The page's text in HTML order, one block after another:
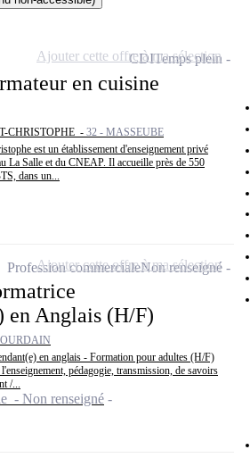
en cuisine
CHRISTOPHE - 32 - MASSEUBE
est un établissement d'enseignement privé
La Salle et du CNEAP. Il accueille près de 550
dans un...
CDITemps plein
Ajouter cette offre à ma sélection
en Anglais (H/F)
en anglais - Formation pour adultes (H/F)
pédagogie, transmission, de savoirs
/...
- Non renseigné
Profession commercialeNon renseigné
Ajouter cette offre à ma sélection